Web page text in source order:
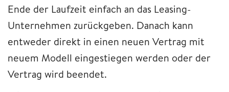
Ende der Laufzeit einfach an das Leasing-
Unternehmen zurückgeben. Danach kann
entweder direkt in einen neuen Vertrag mit
neuem Modell eingestiegen werden oder der
Vertrag wird beendet.